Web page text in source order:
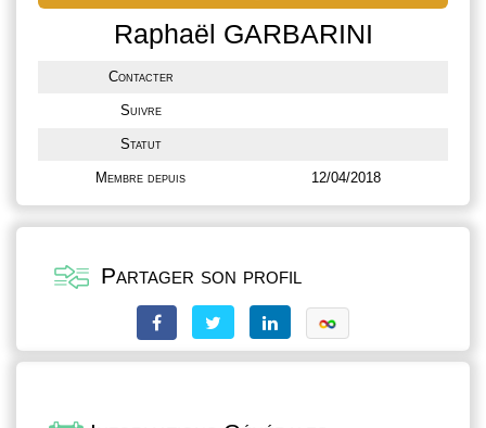
Raphaël GARBARINI
Contacter
Suivre
Statut
Membre depuis 12/04/2018
Partager son profil